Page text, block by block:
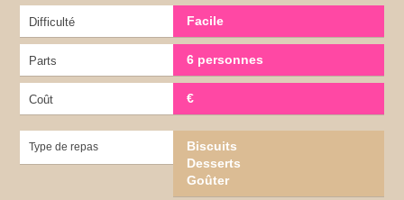
Difficulté Facile
Parts 6 personnes
Coût €
Type de repas
Biscuits
Desserts
Goûter